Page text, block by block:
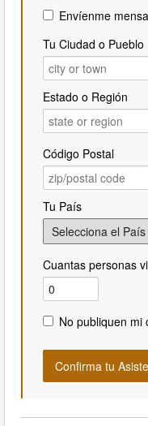
Envíenme
Tu Ciudad o Pueblo
Estado o Región
Código Postal
Tu País
Cuantas personas
No publiquen mi